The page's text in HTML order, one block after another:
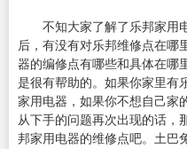
不知大家了解了乐邦家用
后，有没有对乐邦维修点在哪
器的编修点有哪些和具体在哪
是很有帮助的。如果你家里有
家用电器，如果你不想自己家
从下手的问题再次出现的话，
邦家用电器的维修点吧。土巴